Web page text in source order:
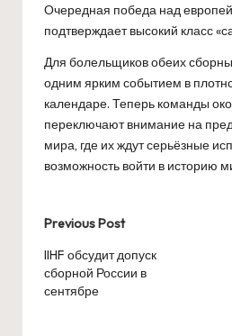
Очередная победа над
подтверждает высокий класс
Для болельщиков обеих
одним ярким событием в
календаре. Теперь команды
переключают внимание на
мира, где их ждут серьёзные
возможность войти в историю
Post
navigation
Previous Post
IIHF обсудит допуск
сборной России в
сентябре